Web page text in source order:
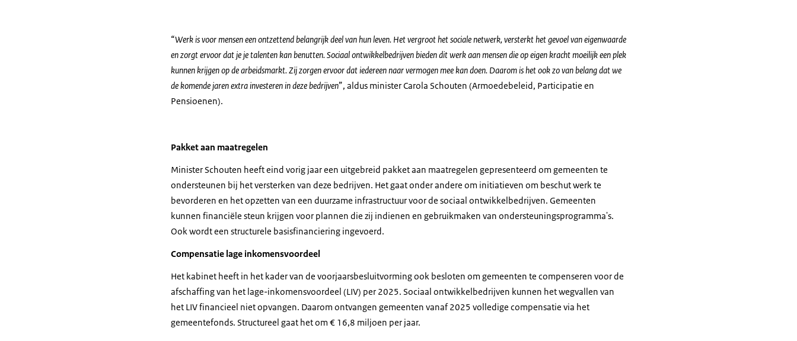
“Werk is voor mensen een ontzettend belangrijk deel van hun leven. Het vergroot het sociale netwerk, versterkt het gevoel van eigenwaarde
en zorgt ervoor dat je je talenten kan benutten. Sociaal ontwikkelbedrijven bieden dit werk aan mensen die op eigen kracht moeilijk een plek
kunnen krijgen op de arbeidsmarkt. Zij zorgen ervoor dat iedereen naar vermogen mee kan doen. Daarom is het ook zo van belang dat we
de komende jaren extra investeren in deze bedrijven”, aldus minister Carola Schouten (Armoedebeleid, Participatie en
Pensioenen).
Pakket aan maatregelen
Minister Schouten heeft eind vorig jaar een uitgebreid pakket aan maatregelen gepresenteerd om gemeenten te
ondersteunen bij het versterken van deze bedrijven. Het gaat onder andere om initiatieven om beschut werk te
bevorderen en het opzetten van een duurzame infrastructuur voor de sociaal ontwikkelbedrijven. Gemeenten
kunnen financiële steun krijgen voor plannen die zij indienen en gebruikmaken van ondersteuningsprogramma's.
Ook wordt een structurele basisfinanciering ingevoerd.
Compensatie lage inkomensvoordeel
Het kabinet heeft in het kader van de voorjaarsbesluitvorming ook besloten om gemeenten te compenseren voor de
afschaffing van het lage-inkomensvoordeel (LIV) per 2025. Sociaal ontwikkelbedrijven kunnen het wegvallen van
het LIV financieel niet opvangen. Daarom ontvangen gemeenten vanaf 2025 volledige compensatie via het
gemeentefonds. Structureel gaat het om € 16,8 miljoen per jaar.